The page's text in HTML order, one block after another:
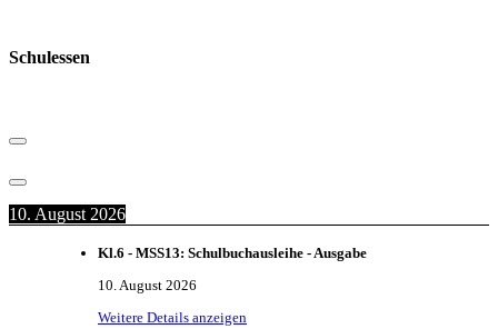
Schulessen
10. August 2026
Kl.6 - MSS13: Schulbuchausleihe - Ausgabe
10. August 2026
Weitere Details anzeigen